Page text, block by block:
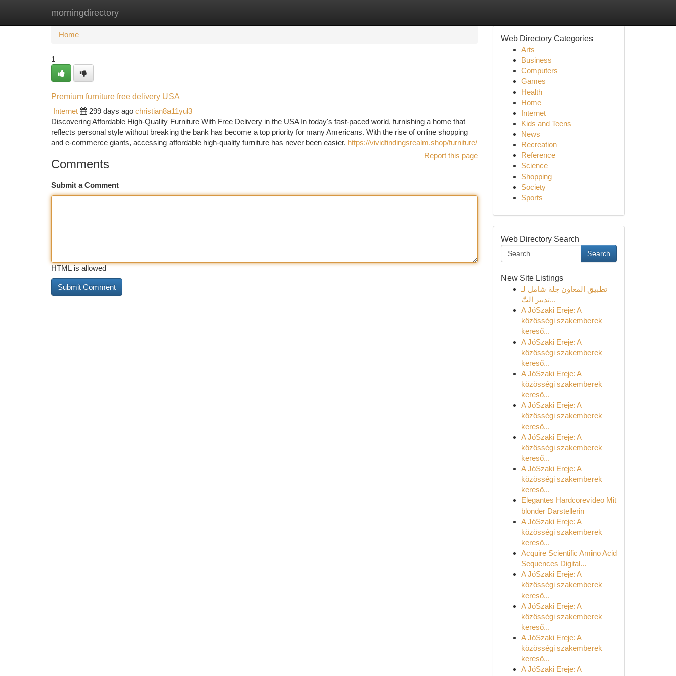
morningdirectory
Home New Site Listings
Home
1
Premium furniture free delivery USA
Internet
299 days ago christian8a11yul3
Discovering Affordable High-Quality Furniture With Free Delivery in the USA In today's fast-paced world, furnishing a home that
reflects personal style without breaking the bank has become a top priority for many Americans. With the rise of online shopping
and e-commerce giants, accessing affordable high-quality furniture has never been easier. https://vividfindingsrealm.shop/furniture/
Report this page
Comments
Submit a Comment
HTML is allowed
Web Directory Categories
Arts
Business
Computers
Games
Health
Home
Internet
Kids and Teens
News
Recreation
Reference
Science
Shopping
Society
Sports
Web Directory Search
Search
New Site Listings
تطبيق المعاون حِلة شامل لـ
تدبير التَّ...
A JóSzaki Ereje: A
közösségi szakemberek
kereső...
A JóSzaki Ereje: A
közösségi szakemberek
kereső...
A JóSzaki Ereje: A
közösségi szakemberek
kereső...
A JóSzaki Ereje: A
közösségi szakemberek
kereső...
A JóSzaki Ereje: A
közösségi szakemberek
kereső...
A JóSzaki Ereje: A
közösségi szakemberek
kereső...
Elegantes Hardcorevideo Mit
blonder Darstellerin
A JóSzaki Ereje: A
közösségi szakemberek
kereső...
Acquire Scientific Amino Acid
Sequences Digital...
A JóSzaki Ereje: A
közösségi szakemberek
kereső...
A JóSzaki Ereje: A
közösségi szakemberek
kereső...
A JóSzaki Ereje: A
közösségi szakemberek
kereső...
A JóSzaki Ereje: A